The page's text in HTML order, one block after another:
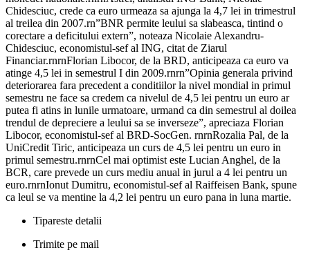
Chidesciuc, crede ca euro urmeaza sa ajunga la 4,7 lei in trimestrul
al treilea din 2007.rn”BNR permite leului sa slabeasca, tintind o
corectare a deficitului extern”, noteaza Nicolaie Alexandru-
Chidesciuc, economistul-sef al ING, citat de Ziarul
Financiar.rnrnFlorian Libocor, de la BRD, anticipeaza ca euro va
atinge 4,5 lei in semestrul I din 2009.rnrn”Opinia generala privind
deteriorarea fara precedent a conditiilor la nivel mondial in primul
semestru ne face sa credem ca nivelul de 4,5 lei pentru un euro ar
putea fi atins in lunile urmatoare, urmand ca din semestrul al doilea
trendul de depreciere a leului sa se inverseze”, apreciaza Florian
Libocor, economistul-sef al BRD-SocGen. rnrnRozalia Pal, de la
UniCredit Tiric, anticipeaza un curs de 4,5 lei pentru un euro in
primul semestru.rnrnCel mai optimist este Lucian Anghel, de la
BCR, care prevede un curs mediu anual in jurul a 4 lei pentru un
euro.rnrnIonut Dumitru, economistul-sef al Raiffeisen Bank, spune
ca leul se va mentine la 4,2 lei pentru un euro pana in luna martie.
Tipareste detalii
Trimite pe mail